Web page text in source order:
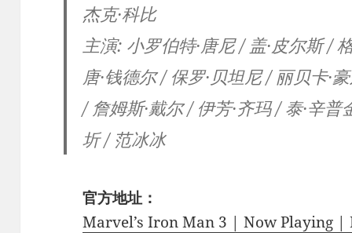
杰克·科比
主演: 小罗伯特·唐尼 / 盖·皮尔斯 /
唐·钱德尔 / 保罗·贝坦尼 / 丽贝卡·
/ 詹姆斯·戴尔 / 伊芳·齐玛 / 泰·辛
圻 / 范冰冰
官方地址：
Marvel’s Iron Man 3 | Now Playing |